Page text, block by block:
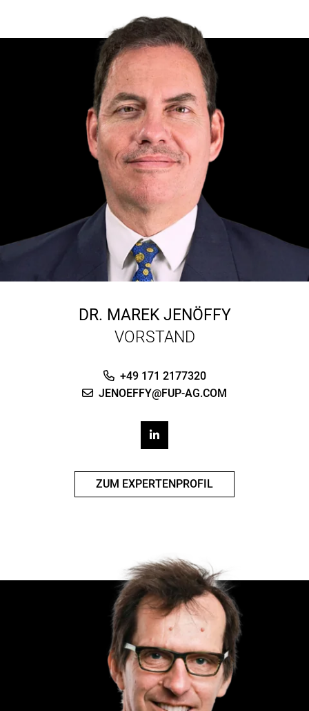
DR. MAREK JENÖFFY
VORSTAND
+49 171 2177320
JENOEFFY@FUP-AG.COM
ZUM EXPERTENPROFIL